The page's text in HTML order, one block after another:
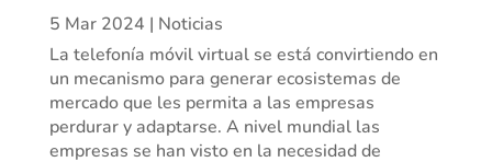
5 Mar 2024 | Noticias
La telefonía móvil virtual se está convirtiendo en
un mecanismo para generar ecosistemas de
mercado que les permita a las empresas
perdurar y adaptarse. A nivel mundial las
empresas se han visto en la necesidad de